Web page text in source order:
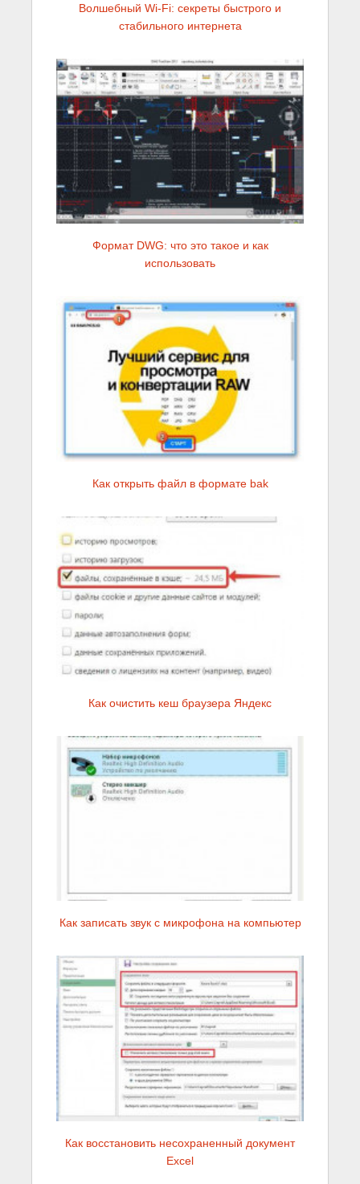
Волшебный Wi-Fi: секреты быстрого и
стабильного интернета
Формат DWG: что это такое и как
использовать
Как открыть файл в формате bak
Как очистить кеш браузера Яндекс
Как записать звук с микрофона на компьютер
Как восстановить несохраненный документ
Excel